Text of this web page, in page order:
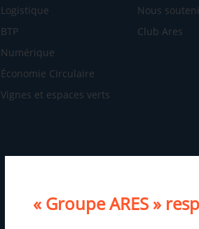
Logistique
BTP
Numérique
Économie Circulaire
Vignes et espaces verts
Nous
Club Ares
« Groupe ARES »